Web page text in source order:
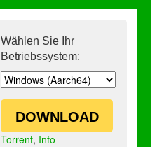
Wählen Sie Ihr
Betriebssystem:
DOWNLOAD
Torrent, Info